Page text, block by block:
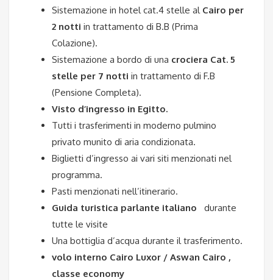
Sistemazione in hotel cat.4 stelle alCairo per
2 notti in trattamento di B.B (Prima
Colazione).
Sistemazione a bordo di una crociera Cat. 5
stelle per 7 notti in trattamento di F.B
(Pensione Completa).
Visto d’ingresso in Egitto.
Tutti i trasferimenti in moderno pulmino
privato munito di aria condizionata.
Biglietti d’ingresso ai vari siti menzionati nel
programma.
Pasti menzionati nell’itinerario.
Guida turistica parlante italiano durante
tutte le visite
Una bottiglia d’acqua durante il trasferimento.
volo interno Cairo Luxor / Aswan Cairo ,
classe economy